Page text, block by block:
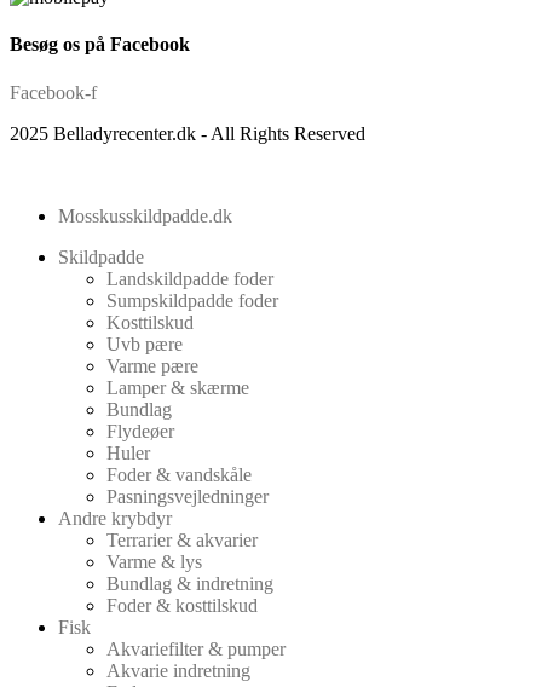
Besøg os på Facebook
Facebook-f
2025 Belladyrecenter.dk - All Rights Reserved
Mosskusskildpadde.dk
Skildpadde
Landskildpadde foder
Sumpskildpadde foder
Kosttilskud
Uvb pære
Varme pære
Lamper & skærme
Bundlag
Flydeøer
Huler
Foder & vandskåle
Pasningsvejledninger
Andre krybdyr
Terrarier & akvarier
Varme & lys
Bundlag & indretning
Foder & kosttilskud
Fisk
Akvariefilter & pumper
Akvarie indretning